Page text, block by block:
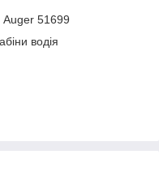
51699
водія